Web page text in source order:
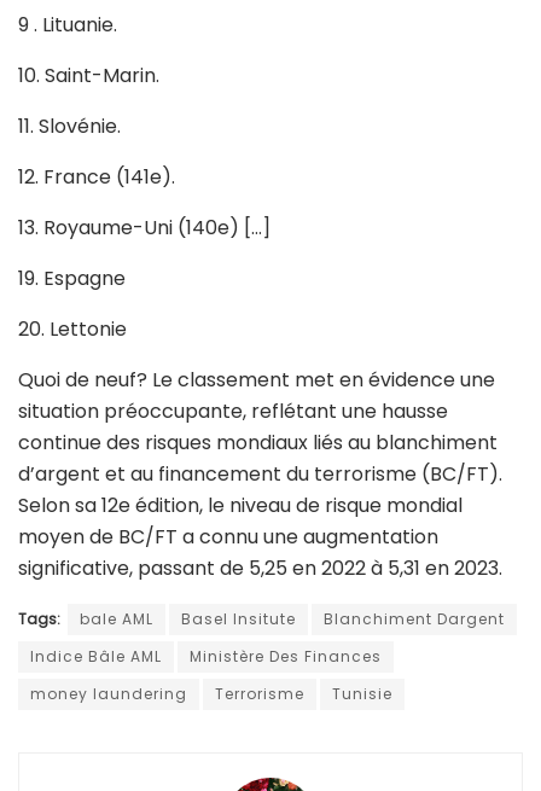
9 . Lituanie.
10. Saint-Marin.
11. Slovénie.
12. France (141e).
13. Royaume-Uni (140e) […]
19. Espagne
20. Lettonie
Quoi de neuf? Le classement met en évidence une
situation préoccupante, reflétant une hausse
continue des risques mondiaux liés au blanchiment
d’argent et au financement du terrorisme (BC/FT).
Selon sa 12e édition, le niveau de risque mondial
moyen de BC/FT a connu une augmentation
significative, passant de 5,25 en 2022 à 5,31 en 2023.
Tags: bale AML Basel Insitute
Blanchiment Dargent
Indice Bâle AML
Ministère Des Finances
money laundering
Terrorisme Tunisie